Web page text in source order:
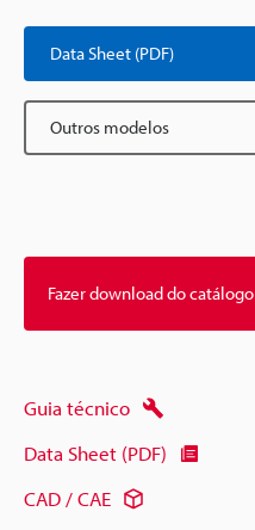
Data Sheet (PDF)
Outros modelos
Fazer download do catálogo
Guia técnico
Data Sheet (PDF)
CAD / CAE